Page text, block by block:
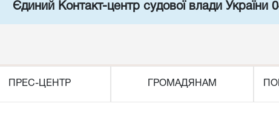
Єдиний Контакт-центр судової влади України
ПРЕС-ЦЕНТР ГРОМАДЯНАМ